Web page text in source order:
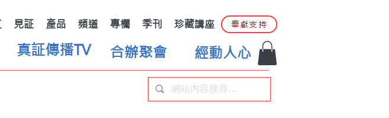
見証 產品 頻道 專欄 季刊 珍藏講座 奉獻支持
真証傳播TV 合辦聚會 經動人心